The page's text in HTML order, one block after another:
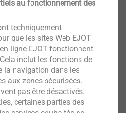
au fonctionnement des
techniquement
que les sites Web EJOT
ligne EJOT fonctionnent
inclut les fonctions de
la navigation dans les
aux zones sécurisées.
pas être désactivés.
certaines parties des